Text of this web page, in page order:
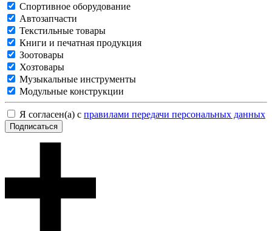
Спортивное оборудование
Автозапчасти
Текстильные товары
Книги и печатная продукция
Зоотовары
Хозтовары
Музыкальные инструменты
Модульные конструкции
Я согласен(а) с правилами передачи персональных данных
Подписаться